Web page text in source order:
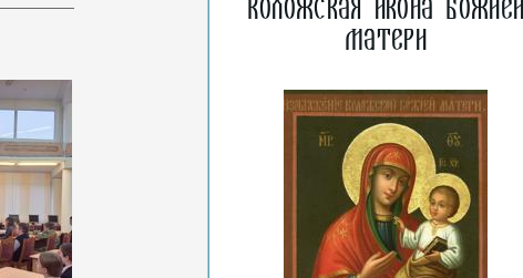
Коложская икона
Матери